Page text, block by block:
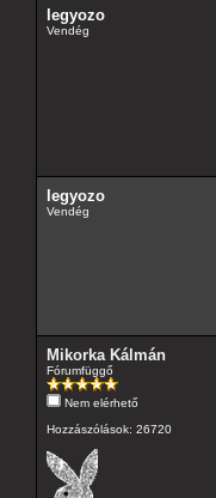
legyozo
Vendég
legyozo
Vendég
Mikorka Kálmán
Fórumfüggő
Nem elérhető
Hozzászólások: 26720